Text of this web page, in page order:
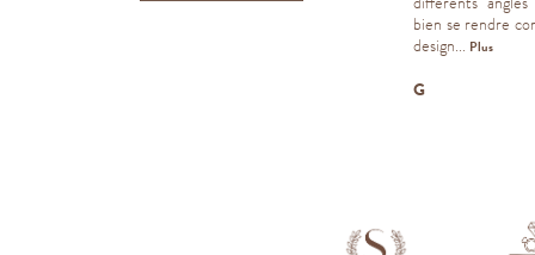
bien se rendre
design... Plus
G